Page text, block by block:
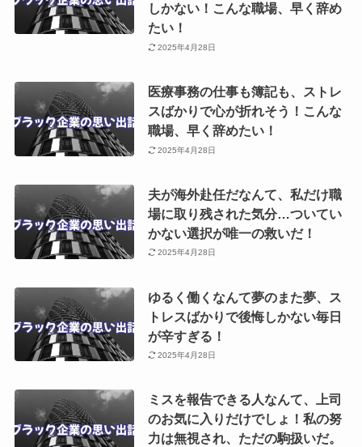
しかない！こんな職場、早く辞め
たい！
2025年4月28日
医療事務の仕事も簿記も、ストレ
スばかりで心が折れそう！こんな
職場、早く辞めたい！
2025年4月28日
夫が海外赴任だなんて、私だけ職
場に取り残された気分…ついてい
かない選択が唯一の救いだ！
2025年4月28日
ゆるく働くなんて夢のまた夢、ス
トレスばかりで後悔しかない毎日
が辛すぎる！
2025年4月28日
ミスを報告できる人なんて、上司
のお気に入りだけでしょ！私の努
力は無視され、ただの駒扱いだ。